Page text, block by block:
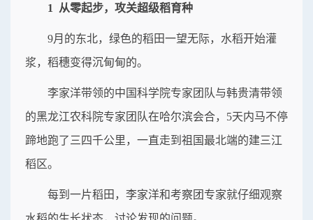
1 从零起步，攻关超级稻育种
9月的东北，绿色的稻田一望无际，水稻开始灌
浆，稻穗变得沉甸甸的。
李家洋带领的中国科学院专家团队与韩贵清带领
的黑龙江农科院专家团队在哈尔滨会合，5天内马不停
蹄地跑了三四千公里，一直走到祖国最北端的建三江
稻区。
每到一片稻田，李家洋和考察团专家就仔细观察